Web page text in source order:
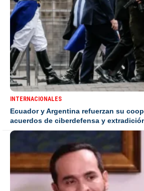
INTERNACIONALES
Ecuador y Argentina refuerzan su
acuerdos de ciberdefensa y